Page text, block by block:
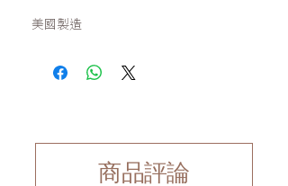
美國製造
商品評論